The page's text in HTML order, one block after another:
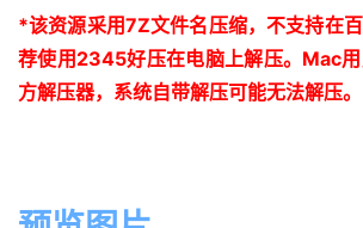
*该资源采用7Z文件名压缩，不支持在
荐使用2345好压在电脑上解压。 Mac
方解压器，系统自带解压可能无法解压。